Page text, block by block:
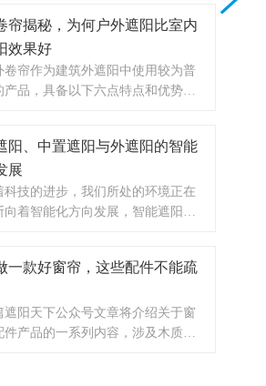
帘揭秘，为何户外遮阳比室内
效果好
卷帘作为建筑外遮阳中使用较为普
产品，具备以下六点特点和优势：
阳、中置遮阳与外遮阳的智能
展
科技的进步，我们所处的环境正在
向着智能化方向发展，智能遮阳产
一款好窗帘，这些配件不能疏
遮阳天下公众号文章将介绍关于窗
件产品的一系列内容，涉及木质、